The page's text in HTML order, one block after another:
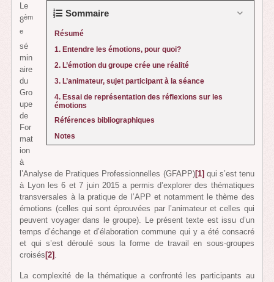
Sommaire
Résumé
1. Entendre les émotions, pour quoi?
2. L’émotion du groupe crée une réalité
3. L’animateur, sujet participant à la séance
4. Essai de représentation des réflexions sur les
émotions
Références bibliographiques
Notes
Le
8èm
e
sé
min
aire
du
Gro
upe
de
For
mat
ion
à
l’Analyse de Pratiques Professionnelles (GFAPP)[1]qui s’est tenu
à Lyon les 6 et 7 juin 2015 a permis d’explorer des thématiques
transversales à la pratique de l’APP et notamment le thème des
émotions (celles qui sont éprouvées par l’animateur et celles qui
peuvent voyager dans le groupe). Le présent texte est issu d’un
temps d’échange et d’élaboration commune qui y a été consacré
et qui s’est déroulé sous la forme de travail en sous-groupes
croisés[2]
La complexité de la thématique a confronté les participants au